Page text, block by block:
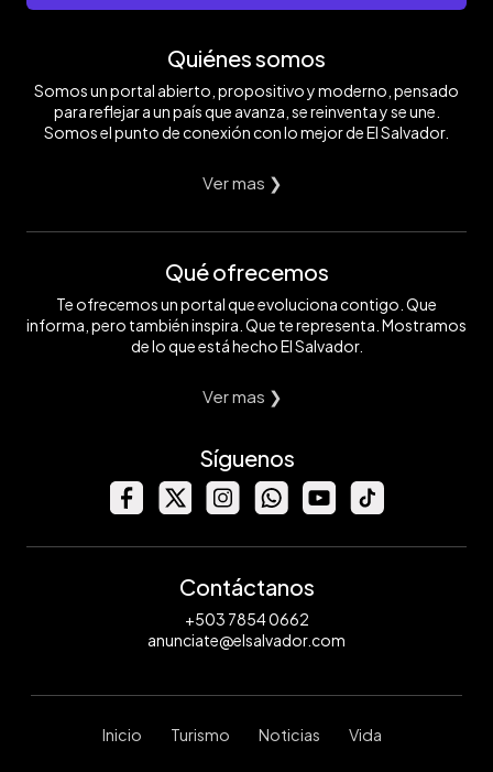
Quiénes somos
Somos un portal abierto, propositivo y moderno, pensado
para reflejar a un país que avanza, se reinventa y se une.
Somos el punto de conexión con lo mejor de El Salvador.
Ver mas ❯
Qué ofrecemos
Te ofrecemos un portal que evoluciona contigo. Que
informa, pero también inspira. Que te representa. Mostramos
de lo que está hecho El Salvador.
Ver mas ❯
Síguenos
Contáctanos
+503 7854 0662
anunciate@elsalvador.com
Inicio Turismo Noticias Vida